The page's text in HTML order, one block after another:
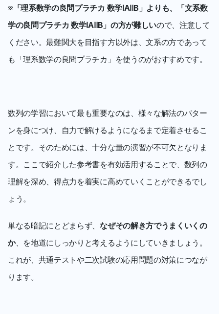
※ 「理系数学の良問プラチカ 数学ⅠAⅡB」よりも、「文系数
学の良問プラチカ 数学ⅠAⅡB」の方が難しいので、注意して
ください。最難関大を目指す方以外は、文系の方であって
も「理系数学の良問プラチカ」を使うのがおすすめです。
数列の学習において最も重要なのは、様々な解法のパター
ンを身につけ、自力で解けるようになるまで定着させるこ
とです。そのためには、十分な量の演習が不可欠となりま
す。ここで紹介した参考書を有効活用することで、数列の
理解を深め、得点力を着実に高めていくことができるでし
ょう。
単なる暗記にとどまらず、なぜその解き方でうまくいくの
か、を地道にしっかりと考えるようにしていきましょう。
これが、共通テストや二次試験の応用問題の対策につなが
ります。